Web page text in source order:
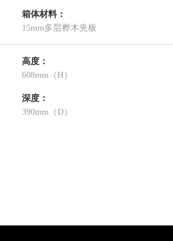
箱体材料：
15mm多层桦木夹板
高度：
608mm（H）
深度：
390mm（D）